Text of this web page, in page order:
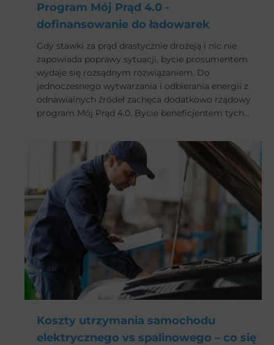
Program Mój Prąd 4.0 -
dofinansowanie do ładowarek
Gdy stawki za prąd drastycznie drożeją i nic nie
zapowiada poprawy sytuacji, bycie prosumentem
wydaje się rozsądnym rozwiązaniem. Do
jednoczesnego wytwarzania i odbierania energii z
odnawialnych źródeł zachęca dodatkowo rządowy
program Mój Prąd 4.0. Bycie beneficjentem tych
samochodów elektrycznych i hybryd plug- in. Być
może to najlepszy czas na inwestycję w domowe
ładowarki. Czym Mój Prąd 4.0.różni się od
poprzednich edycji i jakie warunki należy spełnić,
aby otrzymać dofinansowanie?
Koszty utrzymania samochodu
elektrycznego vs spalinowego – co się